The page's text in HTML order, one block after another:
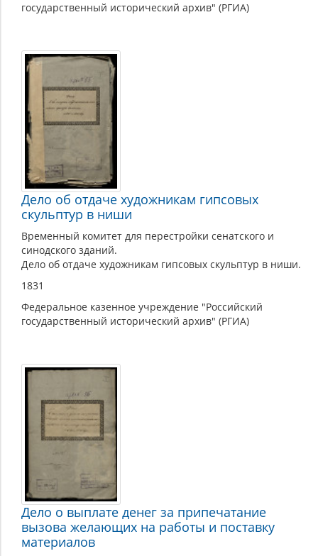
государственный исторический архив" (РГИА)
Дело об отдаче художникам гипсовых
скульптур в ниши
Временный комитет для перестройки сенатского и
синодского зданий.
Дело об отдаче художникам гипсовых скульптур в ниши.
1831
Федеральное казенное учреждение "Российский
государственный исторический архив" (РГИА)
Дело о выплате денег за припечатание
вызова желающих на работы и поставку
материалов